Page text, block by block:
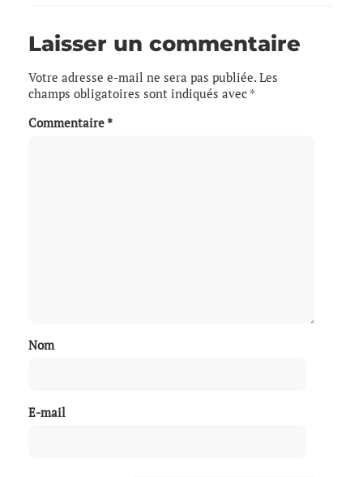
Laisser un commentaire
Votre adresse e-mail ne sera pas publiée. Les
champs obligatoires sont indiqués avec *
Commentaire *
Nom
E-mail